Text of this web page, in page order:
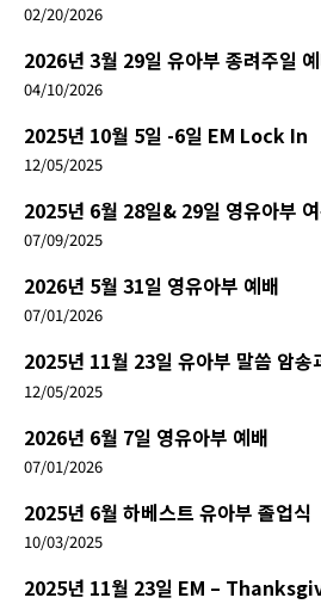
02/20/2026
2026년 3월 29일 유아부 종려주일
04/10/2026
2025년 10월 5일 -6일 EM Lock In
12/05/2025
2025년 6월 28일& 29일 영유아부
07/09/2025
2026년 5월 31일 영유아부 예배
07/01/2026
2025년 11월 23일 유아부 말씀 암송
12/05/2025
2026년 6월 7일 영유아부 예배
07/01/2026
2025년 6월 하베스트 유아부 졸업식
10/03/2025
2025년 11월 23일 EM –